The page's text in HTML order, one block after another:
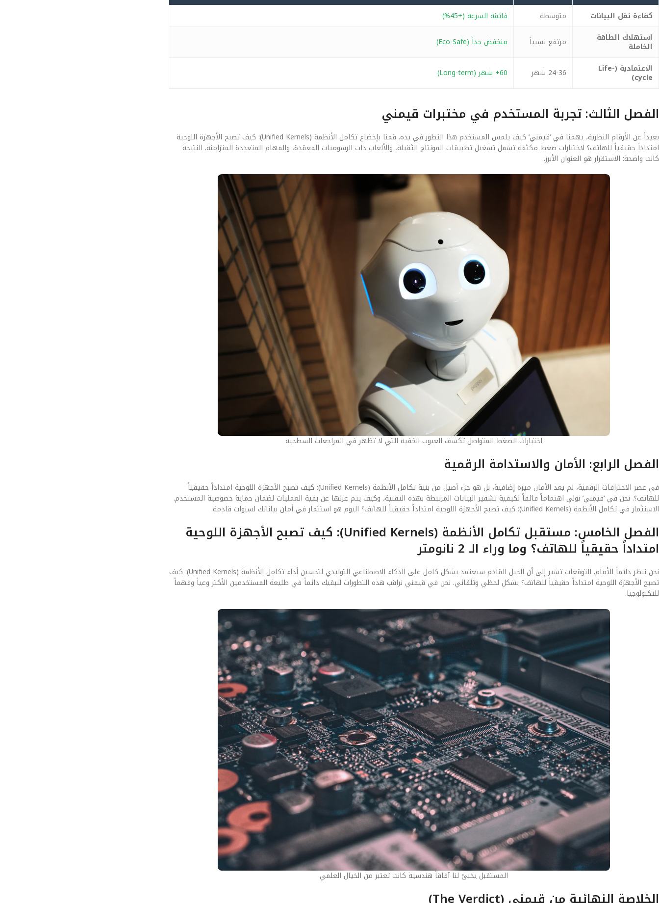
كفاءة نقل البيانات متوسطة
فائقة السرعة (+45%)
استهلاك الطاقة
الخاملة مرتفع نسبياً
منخفض جداً (Eco-Safe)
الاعتمادية (Life-
cycle) 24-36 شهر 60+ شهر (Long-term)
الفصل الثالث: تجربة المستخدم في مختبرات قيمني
بعيداً عن الأرقام النظرية، يهمنا في ‘قيمني’ كيف يلمس المستخدم هذا التطور في يده. قمنا بإخضاع تكامل الأنظمة (Unified Kernels): كيف تصبح الأجهزة اللوحية
امتداداً حقيقياً للهاتف؟ لاختبارات ضغط مكثفة تشمل تشغيل تطبيقات المونتاج الثقيلة، والألعاب ذات الرسوميات المعقدة، والمهام المتعددة المتزامنة. النتيجة
كانت واضحة: الاستقرار هو العنوان الأبرز.
اختبارات الضغط المتواصل تكشف العيوب الخفية التي لا تظهر في المراجعات السطحية
الفصل الرابع: الأمان والاستدامة الرقمية
في عصر الاختراقات الرقمية، لم يعد الأمان ميزة إضافية، بل هو جزء أصيل من بنية تكامل الأنظمة (Unified Kernels): كيف تصبح الأجهزة اللوحية امتداداً حقيقياً
للهاتف؟. نحن في ‘قيمني’ نولي اهتماماً فائقاً لكيفية تشفير البيانات المرتبطة بهذه التقنية، وكيف يتم عزلها عن بقية العمليات لضمان حماية خصوصية المستخدم.
الاستثمار في تكامل الأنظمة (Unified Kernels): كيف تصبح الأجهزة اللوحية امتداداً حقيقياً للهاتف؟ اليوم هو استثمار في أمان بياناتك لسنوات قادمة.
الفصل الخامس: مستقبل تكامل الأنظمة (Unified Kernels): كيف تصبح الأجهزة اللوحية
امتداداً حقيقياً للهاتف؟ وما وراء الـ 2 نانومتر
نحن ننظر دائماً للأمام. التوقعات تشير إلى أن الجيل القادم سيعتمد بشكل كامل على الذكاء الاصطناعي التوليدي لتحسين أداء تكامل الأنظمة (Unified Kernels): كيف
تصبح الأجهزة اللوحية امتداداً حقيقياً للهاتف؟ بشكل لحظي وتلقائي. نحن في قيمني نراقب هذه التطورات لنبقيك دائماً في طليعة المستخدمين الأكثر وعياً وفهماً
للتكنولوجيا.
المستقبل يخبئ لنا آفاقاً هندسية كانت تعتبر من الخيال العلمي